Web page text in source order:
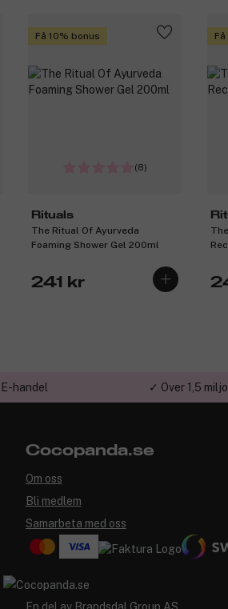
Få 10% bonus
(8)
Rituals
The Ritual Of Ayurveda
Foaming Shower Gel 200ml
241 kr
handel ✓ Över 1,5
Cocopanda.se
Om oss
Bli medlem
Samarbeta med oss